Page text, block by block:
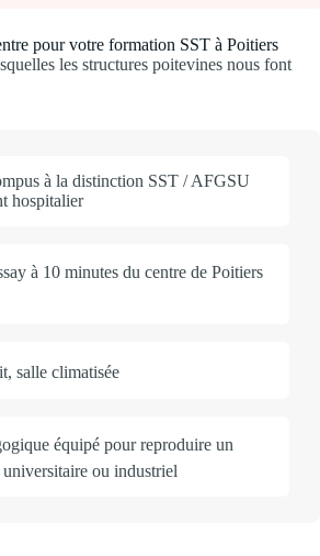
pour votre formation SST à Poitiers
les structures poitevines nous font
à la distinction SST / AFGSU
hospitalier
à 10 minutes du centre de Poitiers
salle climatisée
équipé pour reproduire un
ou industriel